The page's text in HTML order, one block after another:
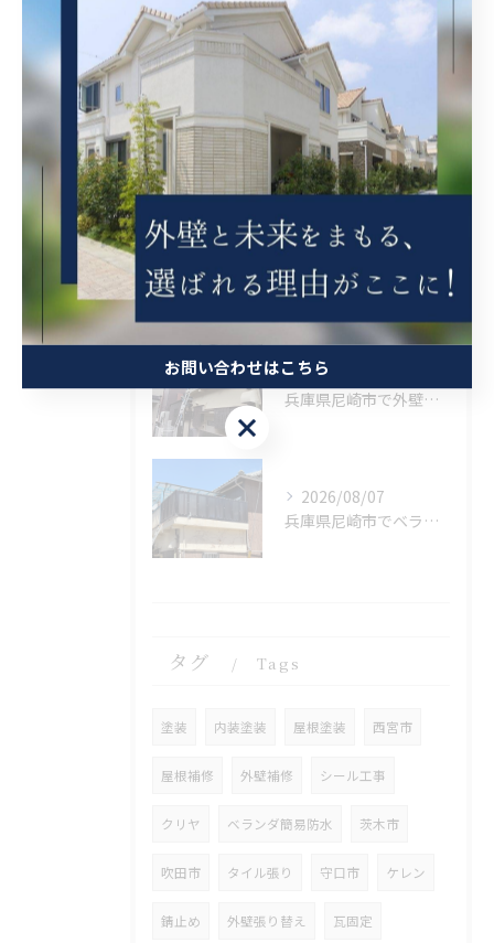
吹田市の外壁塗装
最近の投稿
Recent
Posts
2026/08/08
大阪府吹田市で階段をFRP 防水を施工しました。
2026/08/08
兵庫県尼崎市で外壁補修を施工しました。
2026/08/07
兵庫県尼崎市でベランダリフォームを完工しました。
タグ Tags
塗装 内装塗装 屋根塗装 西宮市
屋根補修 外壁補修 シール工事
クリヤ ベランダ簡易防水 茨木市
吹田市 タイル張り 守口市 ケレン
錆止め 外壁張り替え 瓦固定
お問い合わせはこちら
お問い合わせはこちら